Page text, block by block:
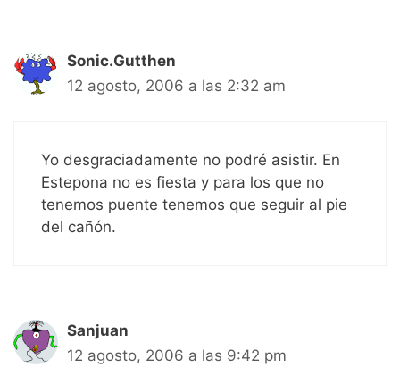
Sonic.Gutthen
12 agosto, 2006 a las 2:32 am
Yo desgraciadamente no podré asistir. En
Estepona no es fiesta y para los que no
tenemos puente tenemos que seguir al pie
del cañón.
Sanjuan
12 agosto, 2006 a las 9:42 pm